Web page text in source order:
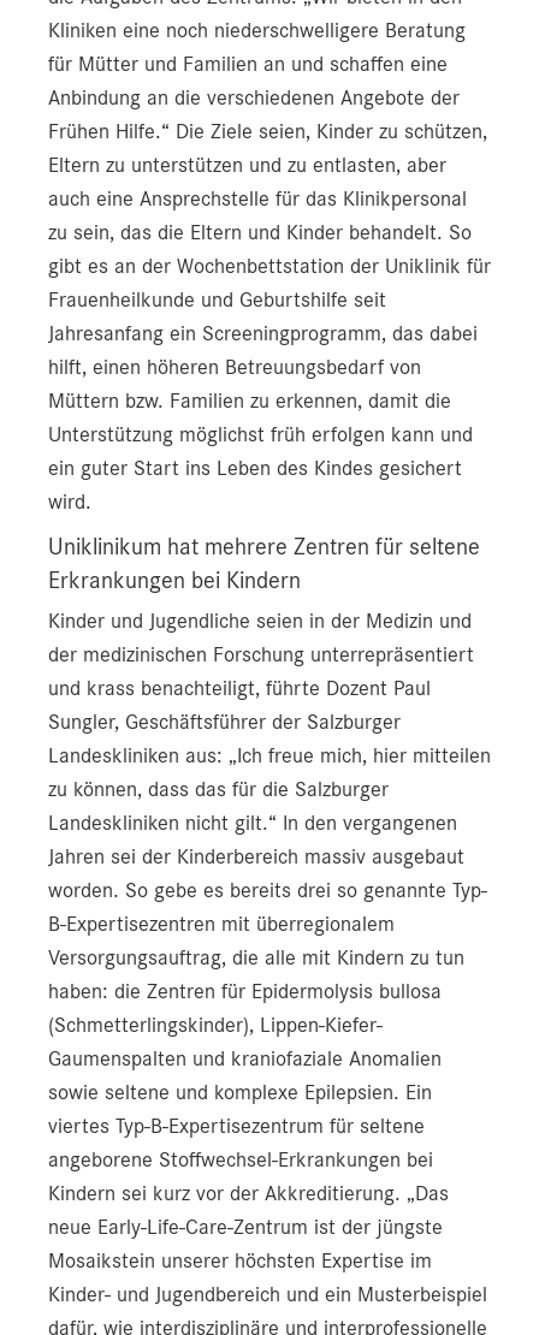
Kliniken eine noch niederschwelligere Beratung
für Mütter und Familien an und schaffen eine
Anbindung an die verschiedenen Angebote der
Frühen Hilfe.“ Die Ziele seien, Kinder zu schützen,
Eltern zu unterstützen und zu entlasten, aber
auch eine Ansprechstelle für das Klinikpersonal
zu sein, das die Eltern und Kinder behandelt. So
gibt es an der Wochenbettstation der Uniklinik für
Frauenheilkunde und Geburtshilfe seit
Jahresanfang ein Screeningprogramm, das dabei
hilft, einen höheren Betreuungsbedarf von
Müttern bzw. Familien zu erkennen, damit die
Unterstützung möglichst früh erfolgen kann und
ein guter Start ins Leben des Kindes gesichert
wird.
Uniklinikum hat mehrere Zentren für seltene
Erkrankungen bei Kindern
Kinder und Jugendliche seien in der Medizin und
der medizinischen Forschung unterrepräsentiert
und krass benachteiligt, führte Dozent Paul
Sungler, Geschäftsführer der Salzburger
Landeskliniken aus: „Ich freue mich, hier mitteilen
zu können, dass das für die Salzburger
Landeskliniken nicht gilt.“ In den vergangenen
Jahren sei der Kinderbereich massiv ausgebaut
worden. So gebe es bereits drei so genannte Typ-
B-Expertisezentren mit überregionalem
Versorgungsauftrag, die alle mit Kindern zu tun
haben: die Zentren für Epidermolysis bullosa
(Schmetterlingskinder), Lippen-Kiefer-
Gaumenspalten und kraniofaziale Anomalien
sowie seltene und komplexe Epilepsien. Ein
viertes Typ-B-Expertisezentrum für seltene
angeborene Stoffwechsel-Erkrankungen bei
Kindern sei kurz vor der Akkreditierung. „Das
neue Early-Life-Care-Zentrum ist der jüngste
Mosaikstein unserer höchsten Expertise im
Kinder- und Jugendbereich und ein Musterbeispiel
dafür, wie interdisziplinäre und interprofessionelle